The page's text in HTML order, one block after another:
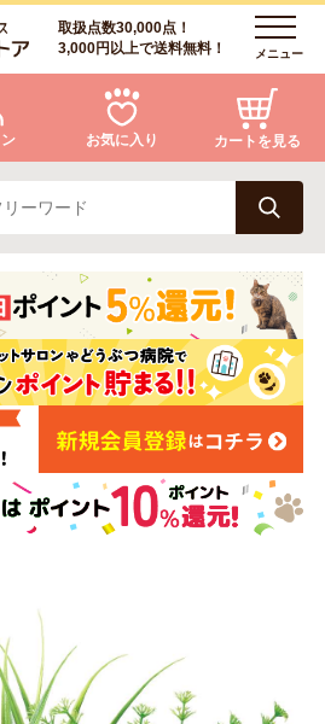
取扱点数30,000点！
3,000円以上で送料無料！
メニュー
猫
アクア・爬虫類・昆虫
キャットフード
服・おさんぽ用品
シニアサポート
お気に入り カートを見る
ついて